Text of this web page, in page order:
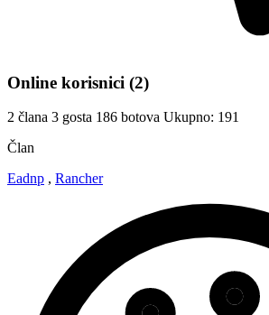
Online korisnici (2)
2 člana 3 gosta 186 botova Ukupno: 191
Član
Eadnp , Rancher